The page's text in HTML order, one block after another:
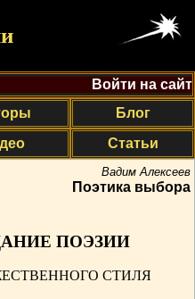
Войти на сайт
Блог
Статьи
Вадим Алексеев
Поэтика выбора
ПОЭЗИИ
СТИЛЯ